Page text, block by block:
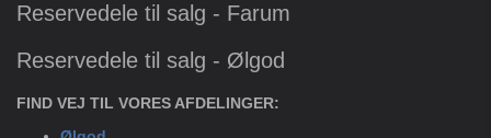
Reservedele til salg - Farum
Reservedele til salg - Ølgod
FIND VEJ TIL VORES AFDELINGER: